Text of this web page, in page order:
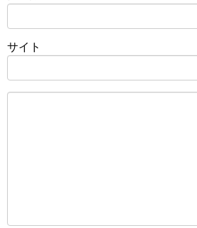
サイト